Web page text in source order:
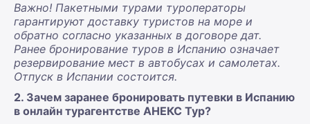
Важно! Пакетными турами туроператоры
гарантируют доставку туристов на море и
обратно согласно указанных в договоре дат.
Ранее бронирование туров в Испанию означает
резервирование мест в автобусах и самолетах.
Отпуск в Испании состоится.
2. Зачем заранее бронировать путевки в Испанию
в онлайн турагентстве АНЕКС Тур?